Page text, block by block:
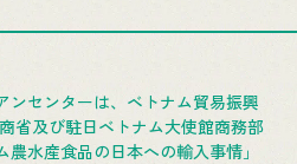
ンセンターは、ベトナム貿易振興
省及び駐日ベトナム大使館商務部
水産食品の日本への輸入事情」